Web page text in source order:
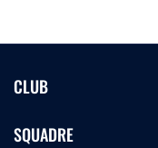
CLUB
SQUADRE